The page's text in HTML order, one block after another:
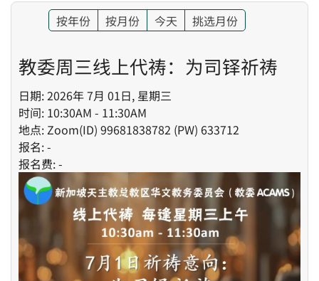
按年份 按月份 今天 挑选月份
教委周三线上代祷：为司铎祈祷
日期: 2026年 7月 01日, 星期三
时间: 10:30AM - 11:30AM
地点: Zoom(ID) 99681838782 (PW) 633712
报名: -
报名费: -